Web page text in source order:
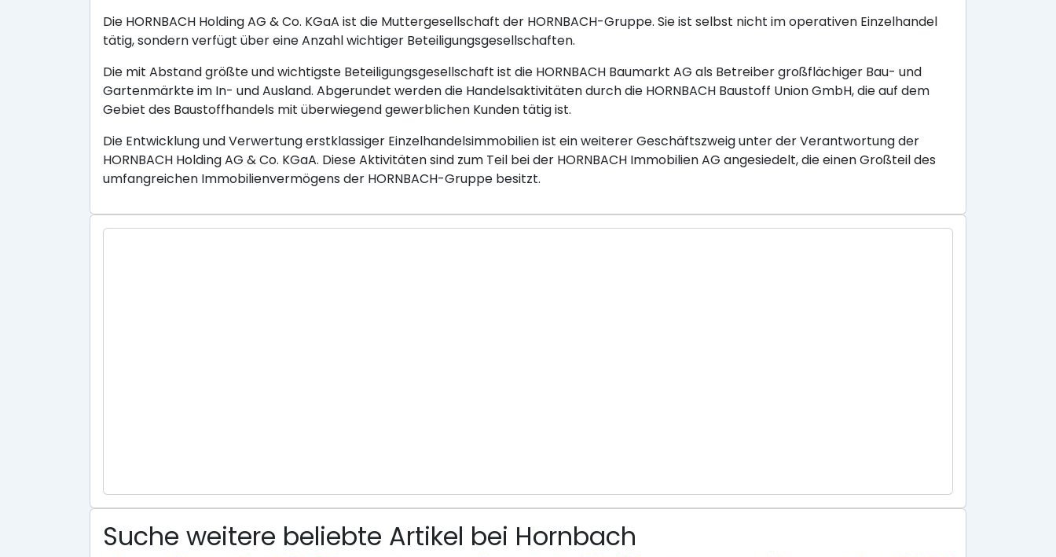
Die HORNBACH Holding AG & Co. KGaA ist die Muttergesellschaft der HORNBACH-Gruppe. Sie ist selbst nicht im operativen Einzelhandel
tätig, sondern verfügt über eine Anzahl wichtiger Beteiligungsgesellschaften.
Die mit Abstand größte und wichtigste Beteiligungsgesellschaft ist die HORNBACH Baumarkt AG als Betreiber großflächiger Bau- und
Gartenmärkte im In- und Ausland. Abgerundet werden die Handelsaktivitäten durch die HORNBACH Baustoff Union GmbH, die auf dem
Gebiet des Baustoffhandels mit überwiegend gewerblichen Kunden tätig ist.
Die Entwicklung und Verwertung erstklassiger Einzelhandelsimmobilien ist ein weiterer Geschäftszweig unter der Verantwortung der
HORNBACH Holding AG & Co. KGaA. Diese Aktivitäten sind zum Teil bei der HORNBACH Immobilien AG angesiedelt, die einen Großteil des
umfangreichen Immobilienvermögens der HORNBACH-Gruppe besitzt.
Suche weitere beliebte Artikel bei Hornbach